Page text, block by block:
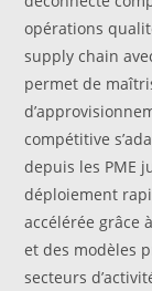
opérations
supply chain
permet de
compétitive
depuis les PME
déploiement
accélérée grâce
et des modèles
secteurs